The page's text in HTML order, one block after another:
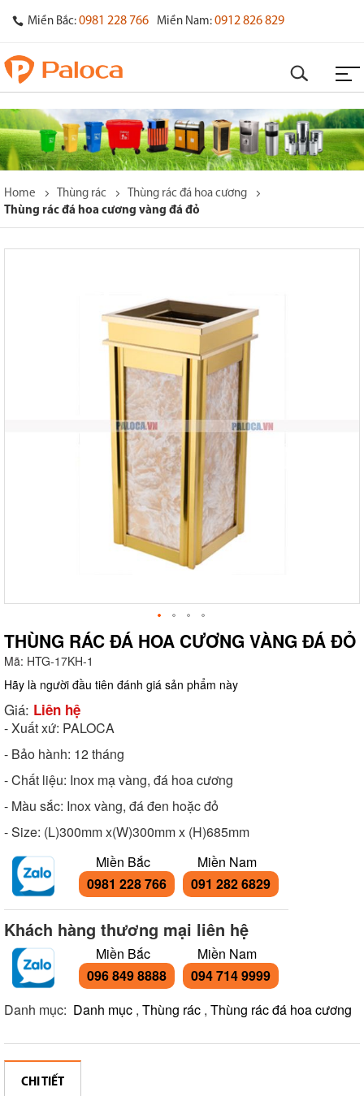
Miền Bắc: 0981 228 766 Miền Nam: 0912 826 829
Home Thùng rác
Thùng rác đá hoa cương
Thùng rác đá hoa cương vàng đá đỏ
THÙNG RÁC ĐÁ HOA CƯƠNG VÀNG ĐÁ ĐỎ
Mã: HTG-17KH-1
Hãy là người đầu tiên đánh giá sản phẩm này
Giá: Liên hệ
- Xuất xứ: PALOCA
- Bảo hành: 12 tháng
- Chất liệu: Inox mạ vàng, đá hoa cương
- Màu sắc: Inox vàng, đá đen hoặc đỏ
- Size: (L)300mm x(W)300mm x (H)685mm
Miền Bắc
0981 228 766
Miền Nam
091 282 6829
Khách hàng thương mại liên hệ
Miền Bắc
096 849 8888
Miền Nam
094 714 9999
Danh mục: Danh mục , Thùng rác , Thùng rác đá hoa cương
CHI TIẾT